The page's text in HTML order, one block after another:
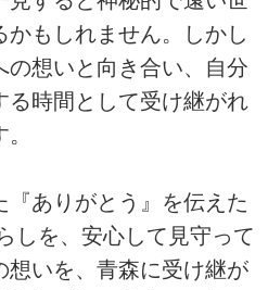
もしれません。しかし
の想いと向き合い、自分
る時間として受け継がれ
『ありがとう』を伝えた
しを、安心して見守って
想いを、青森に受け継が